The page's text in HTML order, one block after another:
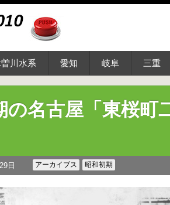
川水系 愛知 岐阜 三重
の名古屋「東桜町
日 アーカイブス 昭和初期